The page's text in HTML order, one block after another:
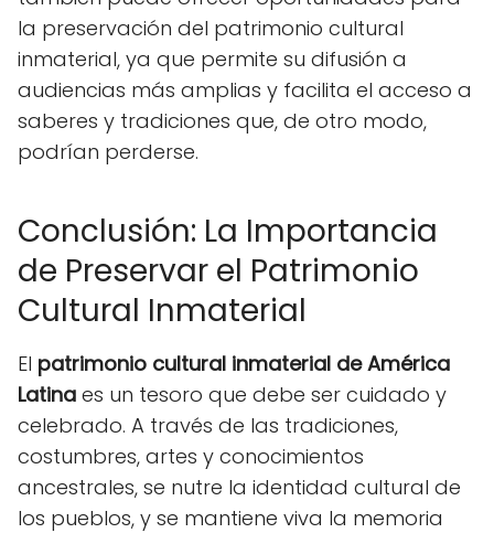
la preservación del patrimonio cultural
inmaterial, ya que permite su difusión a
audiencias más amplias y facilita el acceso a
saberes y tradiciones que, de otro modo,
podrían perderse.
Conclusión: La Importancia
de Preservar el Patrimonio
Cultural Inmaterial
El patrimonio cultural inmaterial de América
Latina es un tesoro que debe ser cuidado y
celebrado. A través de las tradiciones,
costumbres, artes y conocimientos
ancestrales, se nutre la identidad cultural de
los pueblos, y se mantiene viva la memoria